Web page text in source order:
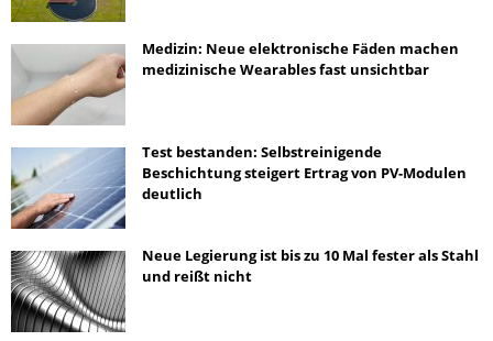
Medizin: Neue elektronische Fäden machen
medizinische Wearables fast unsichtbar
Test bestanden: Selbstreinigende
Beschichtung steigert Ertrag von PV-Modulen
deutlich
Neue Legierung ist bis zu 10 Mal fester als Stahl
und reißt nicht